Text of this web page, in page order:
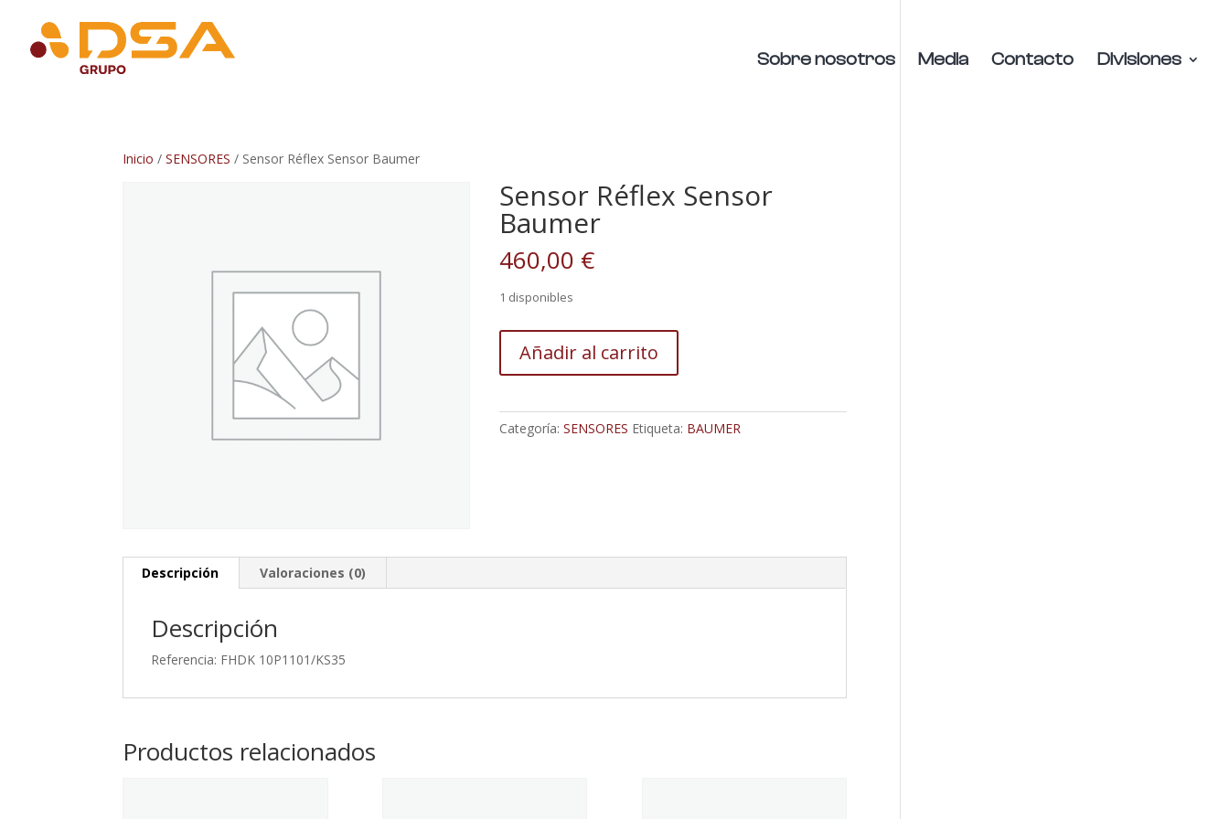
Sobre nosotros Media Contacto Divisiones
Inicio /SENSORES / Sensor Réflex Sensor Baumer
Sensor Réflex Sensor
Baumer
460,00 €
1 disponibles
Réflex
Sensor
cantidad
Añadir al carrito
Categoría:SENSORES Etiqueta: BAUMER
Descripción Valoraciones (0)
Descripción
Referencia: FHDK 10P1101/KS35
Productos relacionados